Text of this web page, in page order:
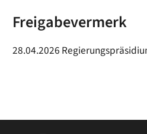
Freigabevermerk
28.04.2026